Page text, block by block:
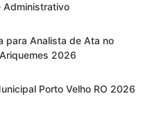
para Analista de Ata no
2026
Porto Velho RO 2026